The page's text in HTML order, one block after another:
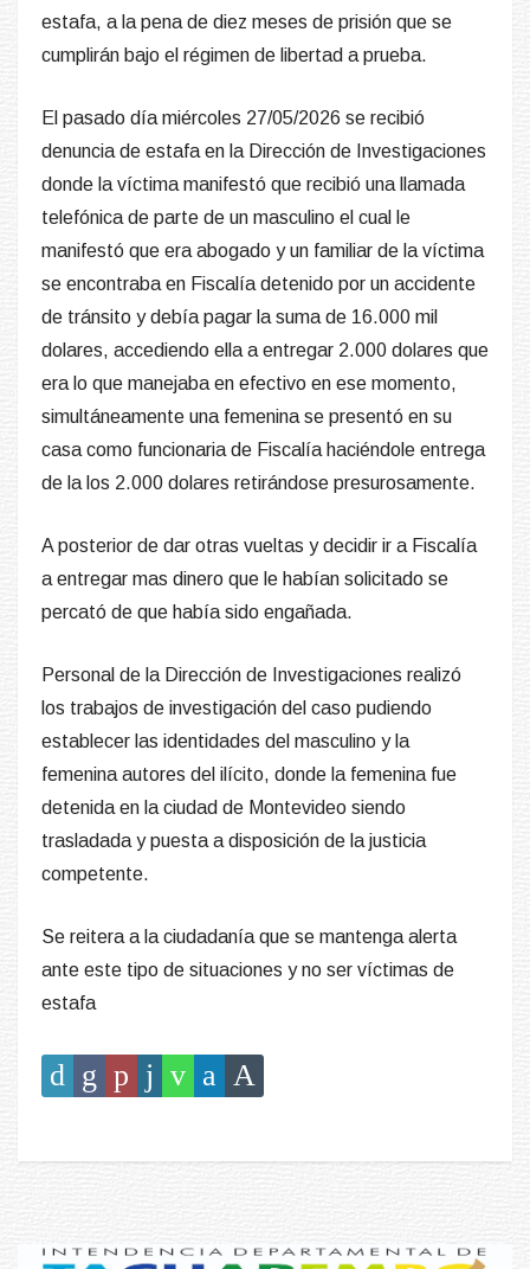
estafa, a la pena de diez meses de prisión que se
cumplirán bajo el régimen de libertad a prueba.
El pasado día miércoles 27/05/2026 se recibió
denuncia de estafa en la Dirección de Investigaciones
donde la víctima manifestó que recibió una llamada
telefónica de parte de un masculino el cual le
manifestó que era abogado y un familiar de la víctima
se encontraba en Fiscalía detenido por un accidente
de tránsito y debía pagar la suma de 16.000 mil
dolares, accediendo ella a entregar 2.000 dolares que
era lo que manejaba en efectivo en ese momento,
simultáneamente una femenina se presentó en su
casa como funcionaria de Fiscalía haciéndole entrega
de la los 2.000 dolares retirándose presurosamente.
A posterior de dar otras vueltas y decidir ir a Fiscalía
a entregar mas dinero que le habían solicitado se
percató de que había sido engañada.
Personal de la Dirección de Investigaciones realizó
los trabajos de investigación del caso pudiendo
establecer las identidades del masculino y la
femenina autores del ilícito, donde la femenina fue
detenida en la ciudad de Montevideo siendo
trasladada y puesta a disposición de la justicia
competente.
Se reitera a la ciudadanía que se mantenga alerta
ante este tipo de situaciones y no ser víctimas de
estafa